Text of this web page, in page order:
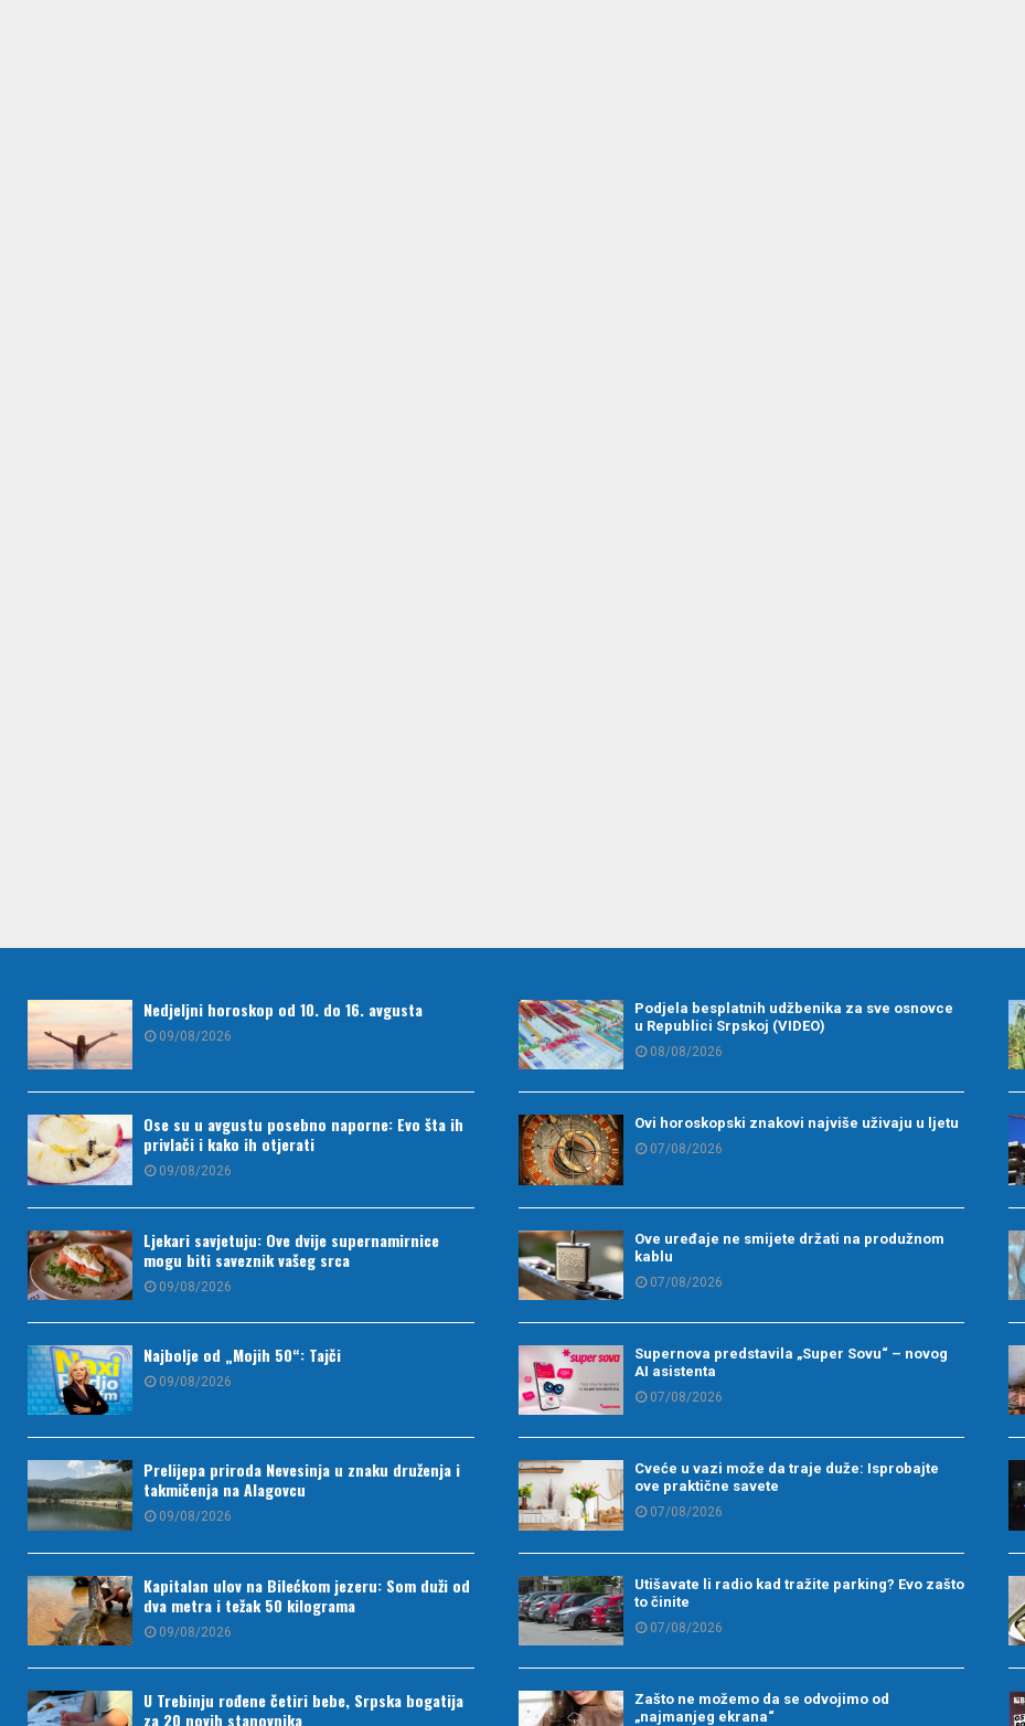
Nedjeljni horoskop od 10. do 16. avgusta
09/08/2026
Ose su u avgustu posebno naporne: Evo šta ih
privlači i kako ih otjerati
09/08/2026
Ljekari savjetuju: Ove dvije supernamirnice
mogu biti saveznik vašeg srca
09/08/2026
Najbolje od „Mojih 50“: Tajči
09/08/2026
Prelijepa priroda Nevesinja u znaku druženja i
takmičenja na Alagovcu
09/08/2026
Kapitalan ulov na Bilećkom jezeru: Som duži od
dva metra i težak 50 kilograma
09/08/2026
U Trebinju rođene četiri bebe, Srpska bogatija
za 20 novih stanovnika
Podjela besplatnih udžbenika za sve osnovce
u Republici Srpskoj (VIDEO)
08/08/2026
Ovi horoskopski znakovi najviše uživaju u ljetu
07/08/2026
Ove uređaje ne smijete držati na produžnom
kablu
07/08/2026
Supernova predstavila „Super Sovu“ – novog
AI asistenta
07/08/2026
Cveće u vazi može da traje duže: Isprobajte
ove praktične savete
07/08/2026
Utišavate li radio kad tražite parking? Evo zašto
to činite
07/08/2026
Zašto ne možemo da se odvojimo od
„najmanjeg ekrana“